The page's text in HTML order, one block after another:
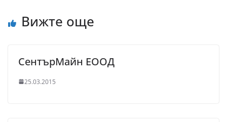
Вижте още
СентърМайн ЕООД
25.03.2015